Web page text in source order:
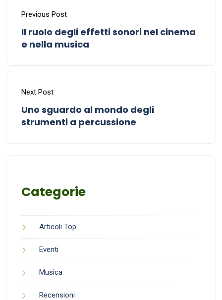
Previous Post
Il ruolo degli effetti sonori nel cinema
e nella musica
Next Post
Uno sguardo al mondo degli
strumenti a percussione
Categorie
Articoli Top
Eventi
Musica
Recensioni